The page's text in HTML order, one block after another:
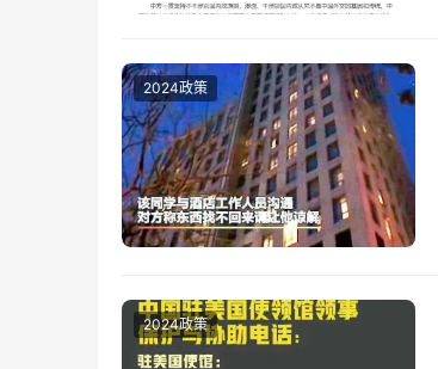
2024政策
2024政策